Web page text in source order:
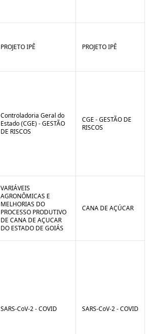
PROJETO IPÊ PROJETO IPÊ
Controladoria Geral do
Estado (CGE) - GESTÃO
DE RISCOS
CGE - GESTÃO DE
RISCOS
VARIÁVEIS
AGRONÔMICAS E
MELHORIAS DO
PROCESSO PRODUTIVO
DE CANA DE AÇUCAR
DO ESTADO DE GOIÁS
CANA DE AÇÚCAR
SARS-CoV-2 - COVID SARS-CoV-2 - COVID